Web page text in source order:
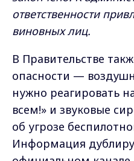
ответственности
виновных лиц.
В Правительстве
опасности —
нужно реагировать
всем!» и звуковые
об угрозе
Информация